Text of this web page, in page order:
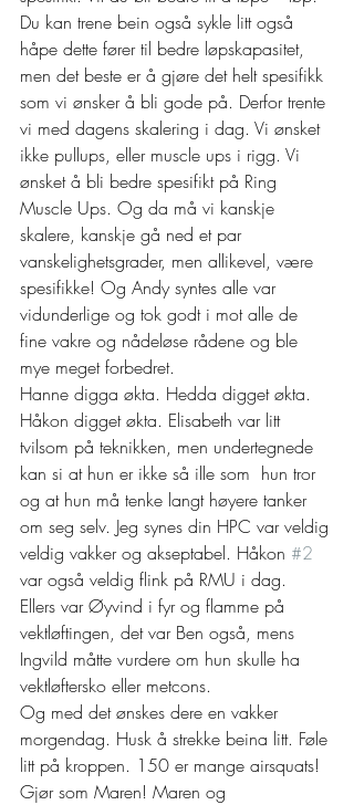
Du kan trene bein også sykle litt også
håpe dette fører til bedre løpskapasitet,
men det beste er å gjøre det helt spesifikk
som vi ønsker å bli gode på. Derfor trente
vi med dagens skalering i dag. Vi ønsket
ikke pullups, eller muscle ups i rigg. Vi
ønsket å bli bedre spesifikt på Ring
Muscle Ups. Og da må vi kanskje
skalere, kanskje gå ned et par
vanskelighetsgrader, men allikevel, være
spesifikke! Og Andy syntes alle var
vidunderlige og tok godt i mot alle de
fine vakre og nådeløse rådene og ble
mye meget forbedret.
Hanne digga økta. Hedda digget økta.
Håkon digget økta. Elisabeth var litt
tvilsom på teknikken, men undertegnede
kan si at hun er ikke så ille som  hun tror
og at hun må tenke langt høyere tanker
om seg selv. Jeg synes din HPC var veldig
veldig vakker og akseptabel. Håkon #2
var også veldig flink på RMU i dag.
Ellers var Øyvind i fyr og flamme på
vektløftingen, det var Ben også, mens
Ingvild måtte vurdere om hun skulle ha
vektløftersko eller metcons.
Og med det ønskes dere en vakker
morgendag. Husk å strekke beina litt. Føle
litt på kroppen. 150 er mange airsquats!
Gjør som Maren! Maren og